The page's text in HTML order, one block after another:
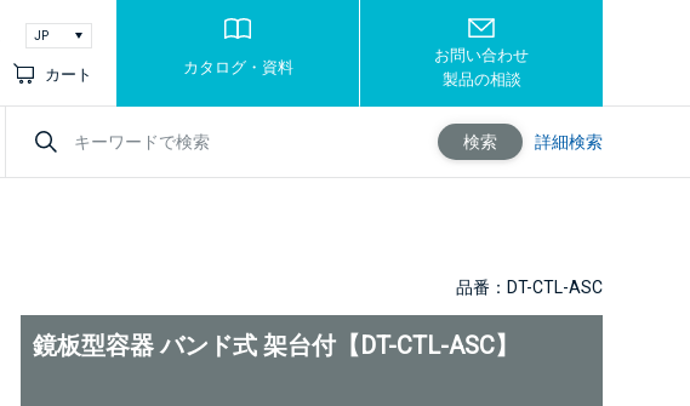
カート カタログ・資料
お問い合わせ
製品の相談
検索 詳細検索
品番：DT-CTL-ASC
鏡板型容器 バンド式 架台付【DT-CTL-ASC】